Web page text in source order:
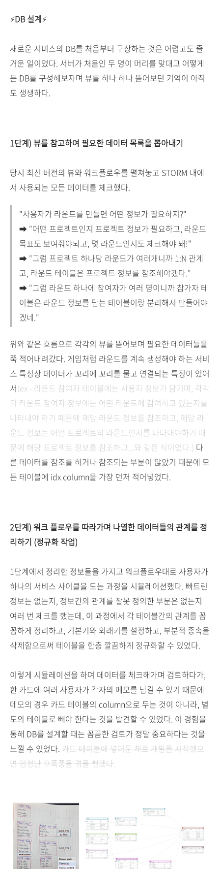
⚡DB 설계⚡
새로운 서비스의 DB를 처음부터 구상하는 것은 어렵고도 즐
거운 일이었다. 서버가 처음인 두 명이 머리를 맞대고 어떻게
든 DB를 구성해보자며 뷰를 하나 하나 뜯어보던 기억이 아직
도 생생하다.
1단계) 뷰를 참고하여 필요한 데이터 목록을 뽑아내기
당시 최신 버전의 뷰와 워크플로우를 펼쳐놓고 STORM 내에
서 사용되는 모든 데이터를 체크했다.
"사용자가 라운드를 만들면 어떤 정보가 필요하지?"
➡ "어떤 프로젝트인지 프로젝트 정보가 필요하고, 라운드
목표도 보여줘야되고, 몇 라운드인지도 체크해야 돼!"
➡ "그럼 프로젝트 하나당 라운드가 여러개니까 1:N 관계
고, 라운드 테이블은 프로젝트 정보를 참조해야겠다."
➡ "그럼 라운드 하나에 참여자가 여러 명이니까 참가자 테
이블은 라운드 정보를 담는 테이블이랑 분리해서 만들어야
겠네."
위와 같은 흐름으로 각각의 뷰를 뜯어보며 필요한 데이터들을
쭉 적어내려갔다. 게임처럼 라운드를 계속 생성해야 하는 서비
스 특성상 데이터가 꼬리에 꼬리를 물고 연결되는 특징이 있어
서(ex - 라운드 참여자 테이블에는 사용자 정보가 담기며, 각각
의 라운드 참여자 정보에는 어떤 라운드에 참여하고 있는지를
나타내야 하기 때문에 해당 라운드 정보를 참조하고, 해당 라
운드 정보는 어떤 프로젝트의 라운드인지를 나타내야하기 때
문에 해당 프로젝트 정보를 참조하고...와 같은 식이었다.) 다
른 데이터를 참조를 하거나 참조되는 부분이 많았기 때문에 모
든 테이블에 idx column을 가장 먼저 적어넣었다.
2단계) 워크 플로우를 따라가며 나열한 데이터들의 관계를 정
리하기 (정규화 작업)
1단계에서 정리한 정보들을 가지고 워크플로우대로 사용자가
하나의 서비스 사이클을 도는 과정을 시뮬레이션했다. 빠트린
정보는 없는지, 정보간의 관계를 잘못 정의한 부분은 없는지
여러 번 체크를 했는데, 이 과정에서 각 테이블간의 관계를 꼼
꼼하게 정리하고, 기본키와 외래키를 설정하고, 부분적 종속을
삭제함으로써 테이블을 한층 깔끔하게 정규화할 수 있었다.
이렇게 시뮬레이션을 하며 데이터를 체크해가며 검토하다가,
한 카드에 여러 사용자가 각자의 메모를 남길 수 있기 때문에
메모의 경우 카드 테이블의 column으로 두는 것이 아니라, 별
도의 테이블로 빼야 한다는 것을 발견할 수 있었다. 이 경험을
통해 DB를 설계할 때는 꼼꼼한 검토가 정말 중요하다는 것을
느낄 수 있었다. 카드 테이블에 넣어둔 채로 개발을 시작했으
면 엄청난 후폭풍을 겪을 뻔했다.